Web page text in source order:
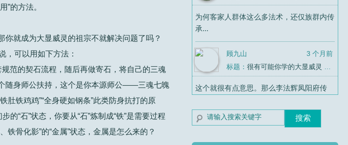
”的方法。
就成为大显威灵的祖宗不就解决问题了吗？
，可以用如下方法：
范的契石流程，随后再做寄石，将自己的三魂
随身师公扶持，这个是你本源师公——三魂七魄
肚铁鸡鸡”“全身硬如钢条”此类防身抗打的原
的“石”状态，你要从“石”炼制成“铁”是需要过程
骨化影”的“金属”状态，金属是怎么来的？
为何客家人群体这么多法术，还仅族群内传
承...
顾九山
3 个月前
标题： 很有可能你学的大显威灵 最终学了个寂寞
这个就很有点意思。那么李法辉凤阳府传
顾九山
5 个月前